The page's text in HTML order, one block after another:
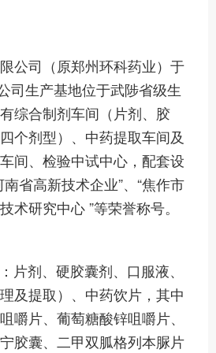
公司（原郑州环科药业）于
司生产基地位于武陟省级生
综合制剂车间（片剂、胶
个剂型）、中药提取车间及
间、检验中试中心，配套设
省高新技术企业”、“焦作市
术研究中心 ”等荣誉称号。
剂、硬胶囊剂、口服液、
及提取）、中药饮片，其中
嚼片、葡萄糖酸锌咀嚼片、
胶囊、二甲双胍格列本脲片